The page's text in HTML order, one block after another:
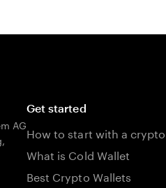
AG
,
Get started
How to start with a crypto
What is Cold Wallet
Best Crypto Wallets